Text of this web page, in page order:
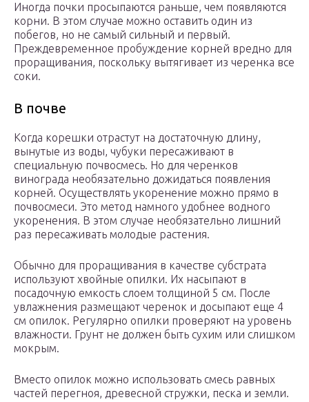
Иногда почки просыпаются раньше, чем появляются
корни. В этом случае можно оставить один из
побегов, но не самый сильный и первый.
Преждевременное пробуждение корней вредно для
проращивания, поскольку вытягивает из черенка все
соки.
В почве
Когда корешки отрастут на достаточную длину,
вынутые из воды, чубуки пересаживают в
специальную почвосмесь. Но для черенков
винограда необязательно дожидаться появления
корней. Осуществлять укоренение можно прямо в
почвосмеси. Это метод намного удобнее водного
укоренения. В этом случае необязательно лишний
раз пересаживать молодые растения.
Обычно для проращивания в качестве субстрата
используют хвойные опилки. Их насыпают в
посадочную емкость слоем толщиной 5 см. После
увлажнения размещают черенок и досыпают еще 4
см опилок. Регулярно опилки проверяют на уровень
влажности. Грунт не должен быть сухим или слишком
мокрым.
Вместо опилок можно использовать смесь равных
частей перегноя, древесной стружки, песка и земли.